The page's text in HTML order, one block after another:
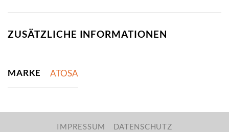
ZUSÄTZLICHE INFORMATIONEN
MARKE ATOSA
IMPRESSUM DATENSCHUTZ